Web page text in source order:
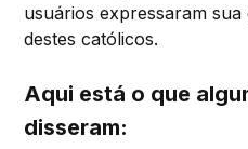
usuários expressaram
destes católicos.
Aqui está o que
disseram: